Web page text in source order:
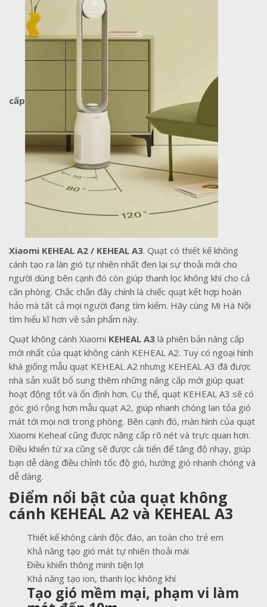
cấp
Xiaomi KEHEAL A2 / KEHEAL A3. Quạt có thiết kế không
cánh tạo ra làn gió tự nhiên nhất đen lại sự thoải mới cho
người dùng bên cạnh đó còn giúp thanh lọc không khí cho cả
căn phòng. Chắc chắn đây chính là chiếc quạt kết hợp hoàn
hảo mà tất cả mọi người đang tìm kiếm. Hãy cùng Mi Hà Nội
tìm hiểu kĩ hơn về sản phẩm này.
Quạt không cánh Xiaomi KEHEAL A3 là phiên bản nâng cấp
mới nhất của quạt không cánh KEHEAL A2. Tuy có ngoại hình
khá giống mẫu quạt KEHEAL A2 nhưng KEHEAL A3 đã được
nhà sản xuất bổ sung thêm những nâng cấp mới giúp quạt
hoạt động tốt và ổn định hơn. Cụ thể, quạt KEHEAL A3 sẽ có
góc gió rộng hơn mẫu quạt A2, giúp nhanh chóng lan tỏa gió
mát tới mọi nơi trong phòng. Bên cạnh đó, màn hình của quạt
Xiaomi Keheal cũng được nâng cấp rõ nét và trực quan hơn.
Điều khiển từ xa cũng sẽ được cải tiến để tăng độ nhạy, giúp
bạn dễ dàng điều chỉnh tốc độ gió, hướng gió nhanh chóng và
dễ dàng.
Điểm nổi bật của quạt không
cánh KEHEAL A2 và KEHEAL A3
Thiết kế không cánh độc đáo, an toàn cho trẻ em
Khả năng tạo gió mát tự nhiên thoải mái
Điều khiển thông minh tiện lợi
Khả năng tạo ion, thanh lọc không khí
Tạo gió mềm mại, phạm vi làm